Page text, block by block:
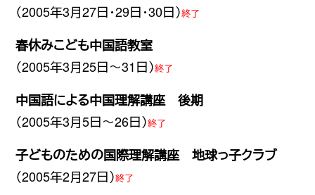
（2005年3月27日・29日・30日）終了
春休みこども中国語教室
（2005年3月25日〜31日）終了
中国語による中国理解講座 後期
（2005年3月5日〜26日）終了
子どものための国際理解講座 地球っ子クラブ
（2005年2月27日）終了